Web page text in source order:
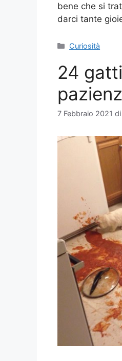
bene che si
darci tante
Categorie
Curiosità
24
7 Febbraio 2021 di